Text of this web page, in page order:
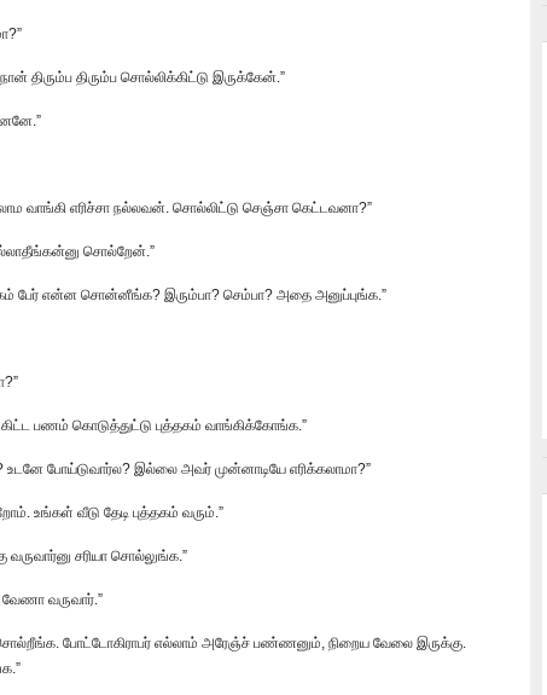
திரும்ப திரும்ப சொல்லிக்கிட்டு இருக்கேன்.”
வாங்கி எரிச்சா நல்லவன். சொல்லிட்டு செஞ்சா கெட்டவனா?”
சொல்றேன்.”
பேர் என்ன சொன்னீங்க? இரும்பா? செம்பா? அதை அனுப்புங்க.”
பணம் கொடுத்துட்டு புத்தகம் வாங்கிக்கோங்க.”
போய்டுவார்ல? இல்லை அவர் முன்னாடியே எரிக்கலாமா?”
உங்கள் வீடு தேடி புத்தகம் வரும்.”
சரியா சொல்லுங்க.”
வேணா வருவார்.”
போட்டோகிராபர் எல்லாம் அரேஞ்ச் பண்ணனும், நிறைய வேலை இருக்கு.